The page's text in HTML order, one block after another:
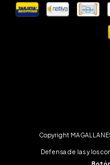
Copyright
Defensa de las y los